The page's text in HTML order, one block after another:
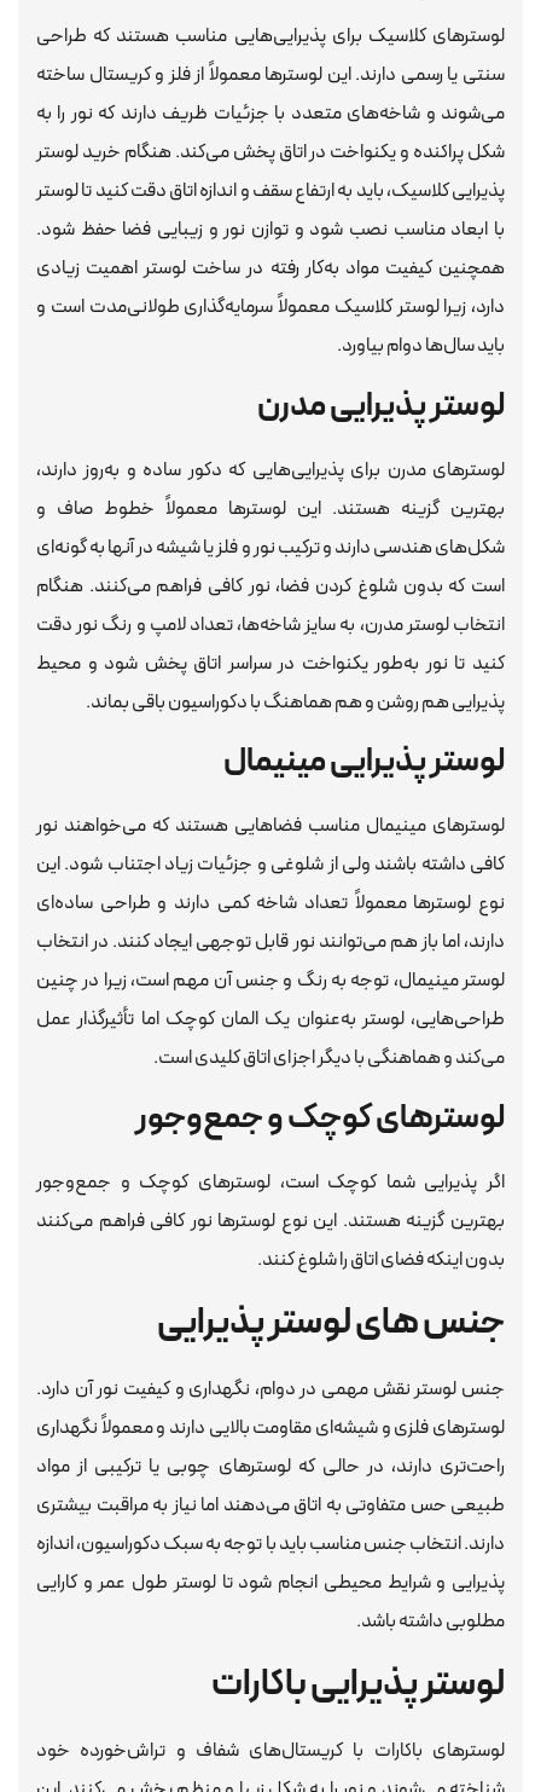
لوسترهای کلاسیک برای پذیرایی‌هایی مناسب هستند که طراحی
سنتی یا رسمی دارند. این لوسترها معمولاً از فلز و کریستال ساخته
می‌شوند و شاخه‌های متعدد با جزئیات ظریف دارند که نور را به
شکل پراکنده و یکنواخت در اتاق پخش می‌کند. هنگام خرید لوستر
پذیرایی کلاسیک، باید به ارتفاع سقف و اندازه اتاق دقت کنید تا لوستر
با ابعاد مناسب نصب شود و توازن نور و زیبایی فضا حفظ شود.
همچنین کیفیت مواد به‌کار رفته در ساخت لوستر اهمیت زیادی
دارد، زیرا لوستر کلاسیک معمولاً سرمایه‌گذاری طولانی‌مدت است و
باید سال‌ها دوام بیاورد.
لوستر پذیرایی مدرن
لوسترهای مدرن برای پذیرایی‌هایی که دکور ساده و به‌روز دارند،
بهترین گزینه هستند. این لوسترها معمولاً خطوط صاف و
شکل‌های هندسی دارند و ترکیب نور و فلز یا شیشه در آنها به گونه‌ای
است که بدون شلوغ کردن فضا، نور کافی فراهم می‌کنند. هنگام
انتخاب لوستر مدرن، به سایز شاخه‌ها، تعداد لامپ و رنگ نور دقت
کنید تا نور به‌طور یکنواخت در سراسر اتاق پخش شود و محیط
پذیرایی هم روشن و هم هماهنگ با دکوراسیون باقی بماند.
لوستر پذیرایی مینیمال
لوسترهای مینیمال مناسب فضاهایی هستند که می‌خواهند نور
کافی داشته باشند ولی از شلوغی و جزئیات زیاد اجتناب شود. این
نوع لوسترها معمولاً تعداد شاخه کمی دارند و طراحی ساده‌ای
دارند، اما باز هم می‌توانند نور قابل توجهی ایجاد کنند. در انتخاب
لوستر مینیمال، توجه به رنگ و جنس آن مهم است، زیرا در چنین
طراحی‌هایی، لوستر به‌عنوان یک المان کوچک اما تأثیرگذار عمل
می‌کند و هماهنگی با دیگر اجزای اتاق کلیدی است.
لوسترهای کوچک و جمع‌وجور
اگر پذیرایی شما کوچک است، لوسترهای کوچک و جمع‌وجور
بهترین گزینه هستند. این نوع لوسترها نور کافی فراهم می‌کنند
بدون اینکه فضای اتاق را شلوغ کنند.
جنس های لوستر پذیرایی
جنس لوستر نقش مهمی در دوام، نگهداری و کیفیت نور آن دارد.
لوسترهای فلزی و شیشه‌ای مقاومت بالایی دارند و معمولاً نگهداری
راحت‌تری دارند، در حالی که لوسترهای چوبی یا ترکیبی از مواد
طبیعی حس متفاوتی به اتاق می‌دهند اما نیاز به مراقبت بیشتری
دارند. انتخاب جنس مناسب باید با توجه به سبک دکوراسیون، اندازه
پذیرایی و شرایط محیطی انجام شود تا لوستر طول عمر و کارایی
مطلوبی داشته باشد.
لوستر پذیرایی باکارات
لوسترهای باکارات با کریستال‌های شفاف و تراش‌خورده خود